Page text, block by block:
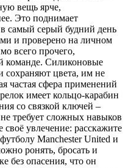
вещь ярче,
Это поднимает
самый серый будний день
и проверено на личном
всего прочего,
команде. Силиконовые
сохраняют цвета, им не
частая сфера применений
имеет кольцо-карабин
со связкой ключей –
требует сложных навыков
своё увлечение: расскажите
Manchester United и
ронять, бросать и
без опасения, что он